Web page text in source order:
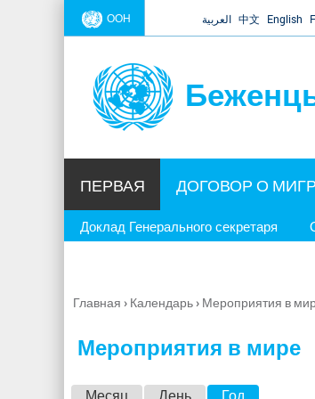
ООН العربية 中文 English
ПЕРВАЯ ДОГОВОР О
Доклад Генерального секретаря
Вы
Главная › Календарь› Мероприятия в
Мероприятия в мире